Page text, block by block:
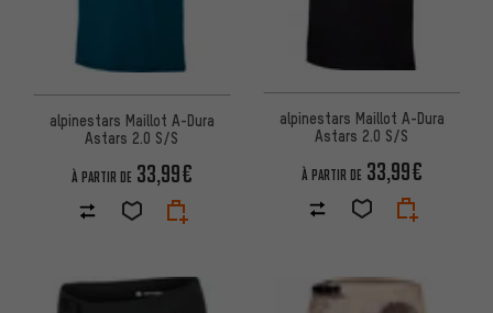
alpinestars Maillot A-Dura
Astars 2.0 S/S
À PARTIR DE 33,99€
alpinestars Maillot A-Dura
Astars 2.0 S/S
À PARTIR DE 33,99€